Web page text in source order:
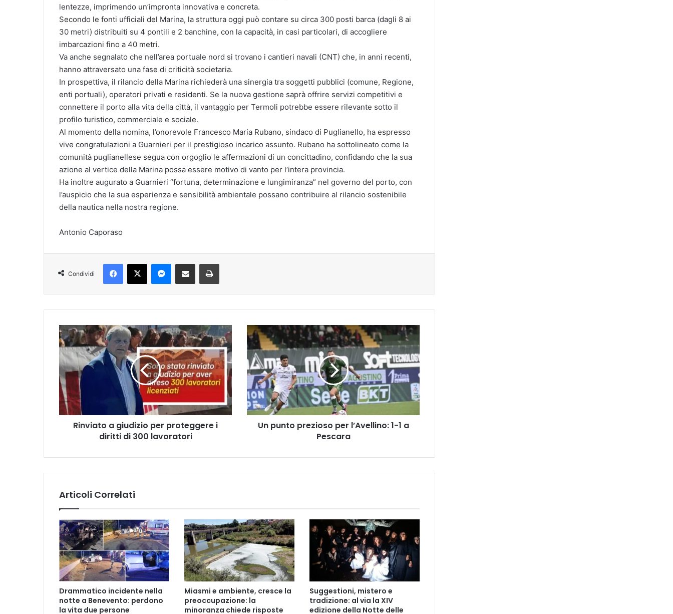
lentezze, imprimendo un’impronta innovativa e concreta.
Secondo le fonti ufficiali del Marina, la struttura oggi può contare su circa 300 posti barca (dagli 8 ai
30 metri) distribuiti su 4 pontili e 2 banchine, con la capacità, in casi particolari, di accogliere
imbarcazioni fino a 40 metri.
Va anche segnalato che nell’area portuale nord si trovano i cantieri navali (CNT) che, in anni recenti,
hanno attraversato una fase di criticità societaria.
In prospettiva, il rilancio della Marina richiederà una sinergia tra soggetti pubblici (comune, Regione,
enti portuali), operatori privati e residenti. Se la nuova gestione saprà offrire servizi competitivi e
connettere il porto alla vita della città, il vantaggio per Termoli potrebbe essere rilevante sotto il
profilo turistico, commerciale e sociale.
Al momento della nomina, l’onorevole Francesco Maria Rubano, sindaco di Puglianello, ha espresso
vive congratulazioni a Guarnieri per il prestigioso incarico assunto. Rubano ha sottolineato come la
comunità puglianellese segua con orgoglio le affermazioni di un concittadino, confidando che la sua
azione al vertice della Marina possa essere motivo di vanto per l’intera provincia.
Ha inoltre augurato a Guarnieri “fortuna, determinazione e lungimiranza” nel governo del porto, con
l’auspicio che la sua esperienza e sensibilità ambientale possano contribuire al rilancio sostenibile
della nautica nella nostra regione.
Antonio Caporaso
Condividi
Facebook
X Messenger
Condividi via mail Stampa
Rinviato
a
giudizio
per
proteggere
i
diritti
di
300
lavoratori
Rinviato a giudizio per proteggere i
diritti di 300 lavoratori
Un
punto
prezioso
per
l’Avellino:
1
a
Pescara
Un punto prezioso per l’Avellino: 1-1 a
Pescara
Articoli Correlati
Drammatico incidente nella
notte a Benevento: perdono
la vita due persone
Miasmi e ambiente, cresce la
preoccupazione: la
minoranza chiede risposte
Suggestioni, mistero e
tradizione: al via la XIV
edizione della Notte delle